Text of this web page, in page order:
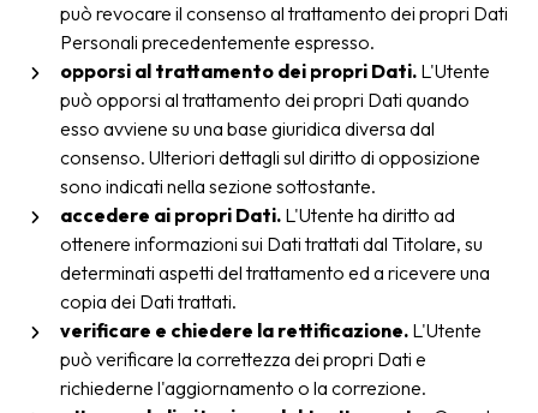
può revocare il consenso al trattamento dei propri Dati
Personali precedentemente espresso.
opporsi al trattamento dei propri Dati. L'Utente
può opporsi al trattamento dei propri Dati quando
esso avviene su una base giuridica diversa dal
consenso. Ulteriori dettagli sul diritto di opposizione
sono indicati nella sezione sottostante.
accedere ai propri Dati. L'Utente ha diritto ad
ottenere informazioni sui Dati trattati dal Titolare, su
determinati aspetti del trattamento ed a ricevere una
copia dei Dati trattati.
verificare e chiedere la rettificazione. L'Utente
può verificare la correttezza dei propri Dati e
richiederne l'aggiornamento o la correzione.